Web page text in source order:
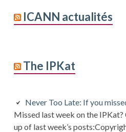
ICANN actualités
The IPKat
Never Too Late: If you
Missed last week on the
up of last week’s